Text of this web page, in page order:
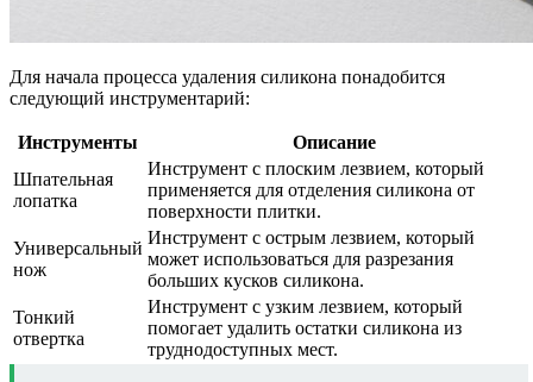
Для начала процесса удаления силикона понадобится
следующий инструментарий:
Инструменты
Описание
Шпательная
лопатка
Инструмент с плоским лезвием, который
применяется для отделения силикона от
поверхности плитки.
Универсальный
нож
Инструмент с острым лезвием, который
может использоваться для разрезания
больших кусков силикона.
Тонкий
отвертка
Инструмент с узким лезвием, который
помогает удалить остатки силикона из
труднодоступных мест.